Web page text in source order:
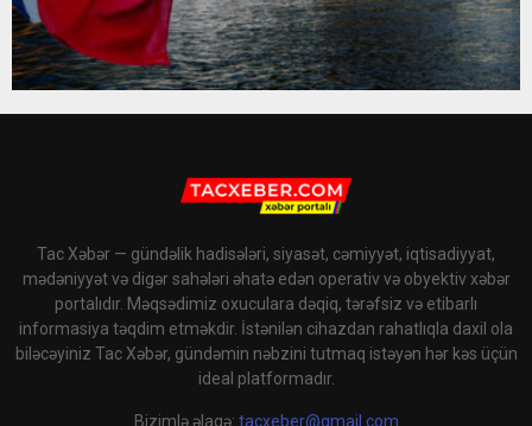
Tac Xəbər — gündəlik hadisələri, siyasət, cəmiyyət, iqtisadiyyat,
mədəniyyət və digər sahələri əhatə edən operativ və obyektiv xəbər
portalıdır. Məqsədimiz oxuculara dəqiq, tərəfsiz və etibarlı
informasiya təqdim etməkdir. İstənilən cihazdan rahatlıqla daxil ola
biləcəyiniz Tac Xəbər, gündəmin nəbzini tutmaq istəyən hər kəs üçün
ideal platformadır.
Bizimlə əlaqə: tacxeber@gmail.com